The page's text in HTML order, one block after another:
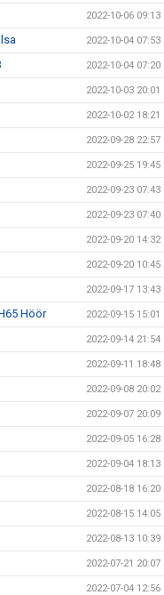
2022-10-06 09:13
2022-10-04 07:53
2022-10-04 07:20
2022-10-03 20:01
2022-10-02 18:21
2022-09-28 22:57
2022-09-25 19:45
2022-09-23 07:43
2022-09-23 07:40
2022-09-20 14:32
2022-09-20 10:45
2022-09-17 13:43
Höör 2022-09-15 15:01
2022-09-14 21:54
2022-09-11 18:48
2022-09-08 20:02
2022-09-07 20:09
2022-09-05 16:28
2022-09-04 18:13
2022-08-18 16:20
2022-08-15 14:05
2022-08-13 10:39
2022-07-21 20:07
2022-07-04 12:56